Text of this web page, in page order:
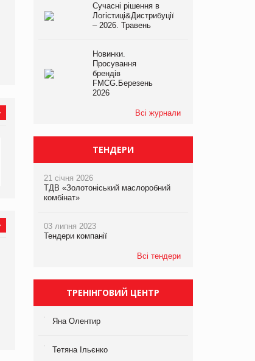
Аргентина повертається з
ФАО прогнозує зростання
виробництва
Сучасні рішення в
Логістиці&Дистрибуції
– 2026. Травень
Новинки.
Просування
брендів
FMCG.Березень
2026
Всі журнали
ТЕНДЕРИ
21 січня 2026
ТДВ «Золотоніський маслоробний
комбінат»
03 липня 2023
Тендери компанії
Всі тендери
ТРЕНІНГОВИЙ ЦЕНТР
Яна Олентир
Тетяна Ільєнко